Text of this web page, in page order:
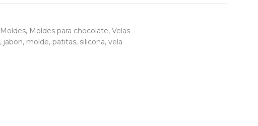
Moldes, Moldes para chocolate, Velas
, jabon, molde, patitas, silicona, vela